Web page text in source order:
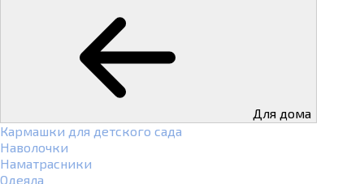
Для дома
Кармашки для детского сада
Наволочки
Наматрасники
Одеяла